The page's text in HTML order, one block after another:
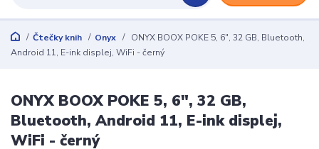
Čtečky knih Onyx
ONYX BOOX POKE 5, 6", 32 GB, Bluetooth,
Android 11, E-ink displej, WiFi - černý
ONYX BOOX POKE 5, 6", 32 GB,
Bluetooth, Android 11, E-ink displej,
WiFi - černý